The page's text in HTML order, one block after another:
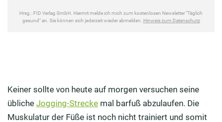
Keiner sollte von heute auf morgen versuchen seine
übliche Jogging-Strecke mal barfuß abzulaufen. Die
Muskulatur der Füße ist noch nicht trainiert und somit